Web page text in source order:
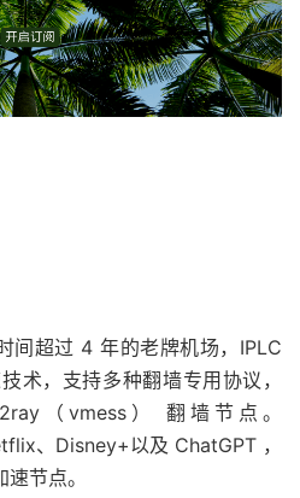
间超过 4 年的老牌机场，IPLC
术，支持多种翻墙专用协议，
（vmess） 翻墙节点。
、Disney+以及 ChatGPT ，
节点。